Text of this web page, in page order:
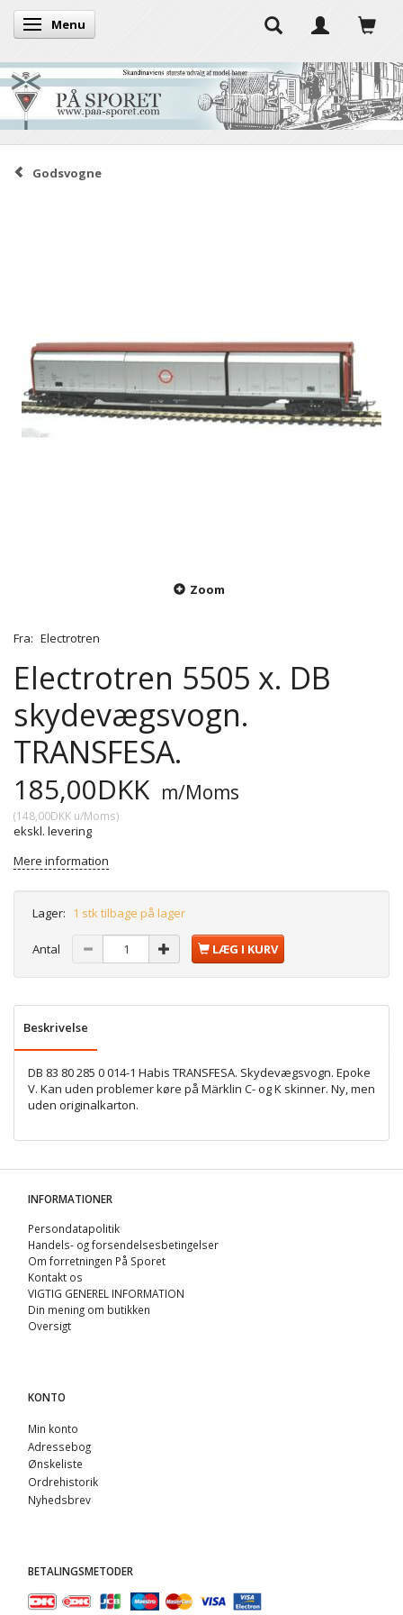
Skifte navigation
Menu
Godsvogne
Zoom
Fra: Electrotren
Electrotren 5505 x. DB
skydevægsvogn.
TRANSFESA.
185,00DKK m/Moms
(148,00DKK u/Moms)
ekskl. levering
Mere information
Lager: 1 stk tilbage på lager
Antal LÆG I KURV
Beskrivelse
DB 83 80 285 0 014-1 Habis TRANSFESA. Skydevægsvogn. Epoke
V. Kan uden problemer køre på Märklin C- og K skinner. Ny, men
uden originalkarton.
INFORMATIONER
Persondatapolitik
Handels- og forsendelsesbetingelser
Om forretningen På Sporet
Kontakt os
VIGTIG GENEREL INFORMATION
Din mening om butikken
Oversigt
KONTO
Min konto
Adressebog
Ønskeliste
Ordrehistorik
Nyhedsbrev
BETALINGSMETODER